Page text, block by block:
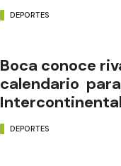
DEPORTES
Boca conoce
calendario
DEPORTES